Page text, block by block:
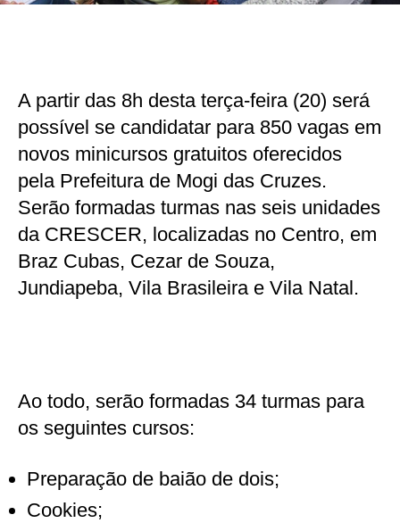
A partir das 8h desta terça-feira (20) será
possível se candidatar para 850 vagas em
novos minicursos gratuitos oferecidos
pela Prefeitura de Mogi das Cruzes.
Serão formadas turmas nas seis unidades
da CRESCER, localizadas no Centro, em
Braz Cubas, Cezar de Souza,
Jundiapeba, Vila Brasileira e Vila Natal.
Ao todo, serão formadas 34 turmas para
os seguintes cursos:
Preparação de baião de dois;
Cookies;